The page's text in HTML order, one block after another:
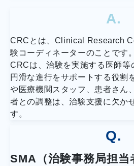
A.
CRCとは、Clinical Research
験コーディネーターのことです。
CRCは、治験を実施する医師等
円滑な進行をサポートする役割
や医療機関スタッフ、患者さん
者との調整は、治験支援に欠か
す。
Q.
SMA（治験事務局担当